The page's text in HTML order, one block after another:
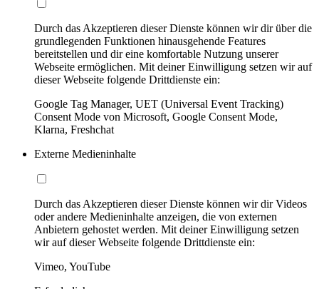
Durch das Akzeptieren dieser Dienste können wir dir über die
grundlegenden Funktionen hinausgehende Features
bereitstellen und dir eine komfortable Nutzung unserer
Webseite ermöglichen. Mit deiner Einwilligung setzen wir auf
dieser Webseite folgende Drittdienste ein:
Google Tag Manager, UET (Universal Event Tracking)
Consent Mode von Microsoft, Google Consent Mode,
Klarna, Freshchat
Externe Medieninhalte
Durch das Akzeptieren dieser Dienste können wir dir Videos
oder andere Medieninhalte anzeigen, die von externen
Anbietern gehostet werden. Mit deiner Einwilligung setzen
wir auf dieser Webseite folgende Drittdienste ein:
Vimeo, YouTube